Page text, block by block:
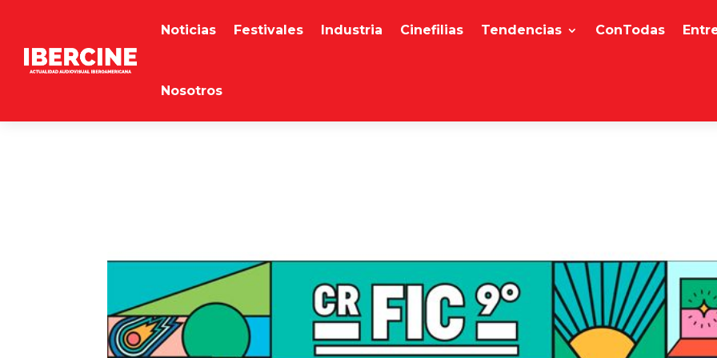
Noticias Festivales Industria Cinefilias Tendencias ConTodas
Nosotros